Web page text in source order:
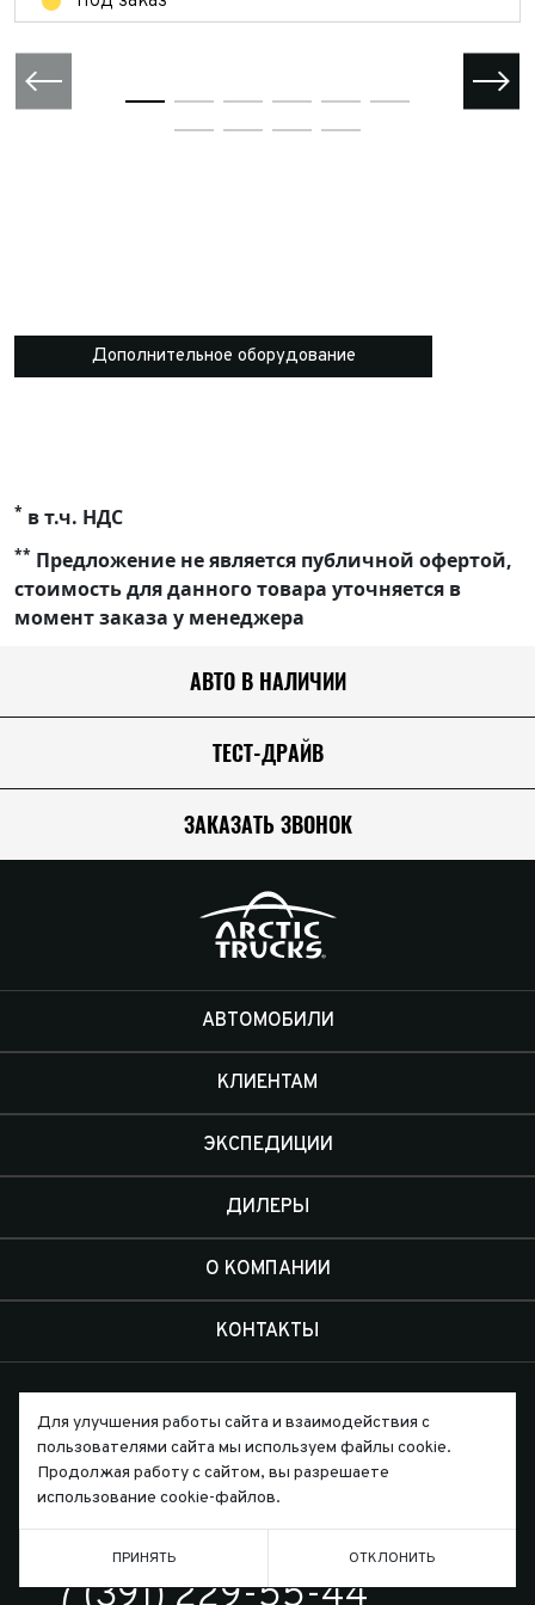
Дополнительное оборудование
* в т.ч. НДС
** Предложение не является публичной офертой,
стоимость для данного товара уточняется в
момент заказа у менеджера
АВТО В НАЛИЧИИ
ТЕСТ-ДРАЙВ
ЗАКАЗАТЬ ЗВОНОК
АВТОМОБИЛИ
КЛИЕНТАМ
ЭКСПЕДИЦИИ
ДИЛЕРЫ
О КОМПАНИИ
КОНТАКТЫ
Письмо директору
ТЕЛЕФОН
Для улучшения работы сайта и взаимодействия с
пользователями сайта мы используем файлы cookie.
Продолжая работу с сайтом, вы разрешаете
использование cookie-файлов.
ПРИНЯТЬ ОТКЛОНИТЬ